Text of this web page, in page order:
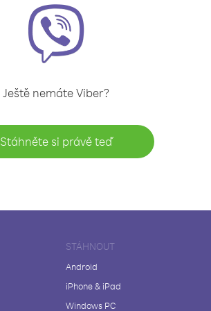
Ještě nemáte Viber?
Stáhněte si právě teď
STÁHNOUT
Android
iPhone & iPad
Windows PC